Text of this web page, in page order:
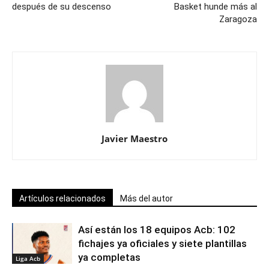
después de su descenso
Basket hunde más al
Zaragoza
Javier Maestro
Artículos relacionados Más del autor
Liga Acb
Así están los 18 equipos Acb: 102
fichajes ya oficiales y siete plantillas
ya completas